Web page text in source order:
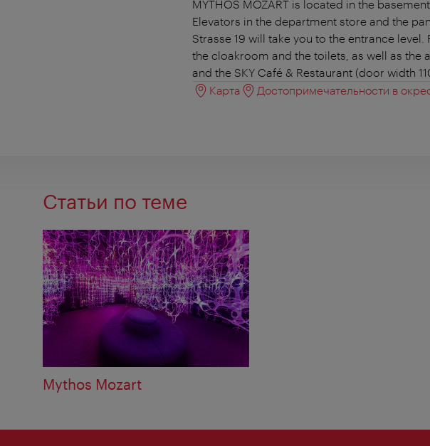
MYTHOS MOZART is located in the
Elevators in the department store and the
Strasse 19 will take you to the entrance
the cloakroom and the toilets, as well as the
and the SKY Café & Restaurant (door width
Карта
Достопримечательности в
Статьи по теме
Mythos Mozart